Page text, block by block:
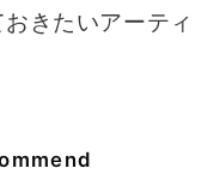
きたいアーティ